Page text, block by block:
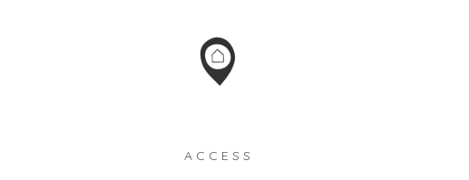
ACCESS